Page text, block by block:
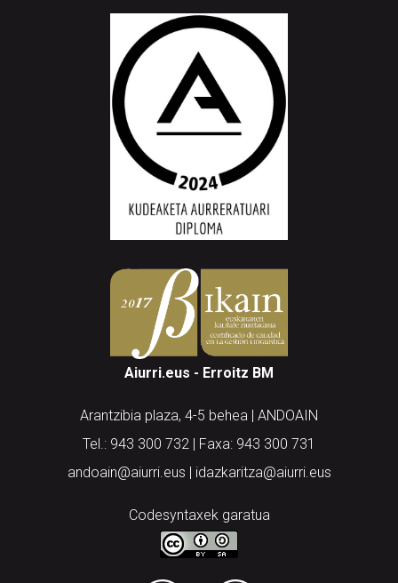
Aiurri.eus - Erroitz BM
Arantzibia plaza, 4-5 behea | ANDOAIN
Tel.: 943 300 732 | Faxa: 943 300 731
andoain@aiurri.eus | idazkaritza@aiurri.eus
Codesyntaxek garatua